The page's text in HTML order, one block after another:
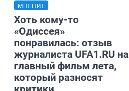
МНЕНИЕ
Хоть кому-то
«Одиссея»
понравилась: отзыв
журналиста UFA1.RU на
главный фильм лета,
который разносят